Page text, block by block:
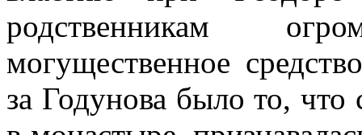
родственникам
могущественное
за Годунова было то, что